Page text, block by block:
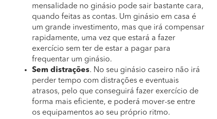
mensalidade no ginásio pode sair bastante cara,
quando feitas as contas. Um ginásio em casa é
um grande investimento, mas que irá compensar
rapidamente, uma vez que estará a fazer
exercício sem ter de estar a pagar para
frequentar um ginásio.
Sem distrações. No seu ginásio caseiro não irá
perder tempo com distrações e eventuais
atrasos, pelo que conseguirá fazer exercício de
forma mais eficiente, e poderá mover-se entre
os equipamentos ao seu próprio ritmo.